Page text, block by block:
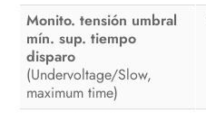
Monito. tensión umbral
mín. sup. tiempo
disparo
(Undervoltage/Slow,
maximum time)